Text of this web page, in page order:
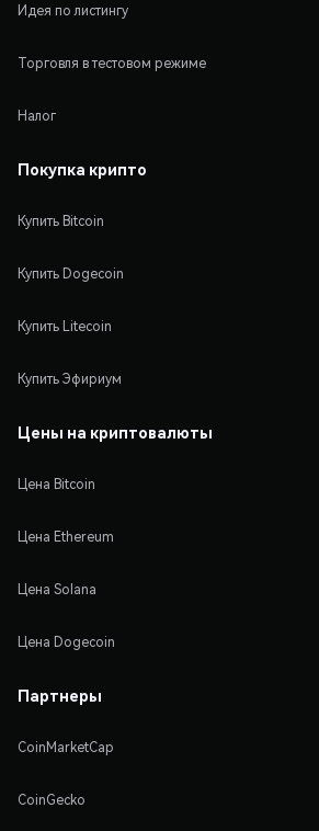
Идея по листингу
Торговля в тестовом режиме
Налог
Покупка крипто
Купить Bitcoin
Купить Dogecoin
Купить Litecoin
Купить Эфириум
Цены на криптовалюты
Цена Bitcoin
Цена Ethereum
Цена Solana
Цена Dogecoin
Партнеры
CoinMarketCap
CoinGecko